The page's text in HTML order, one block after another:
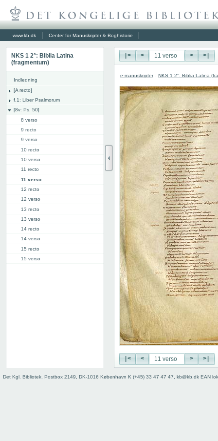
www.kb.dk Center for Manuskripter & Boghistorie
NKS 1 2°: Biblia Latina
(fragmentum)
Indledning
[A recto]
f.1: Liber Psalmorum
[8v: Ps. 50]
8 verso
9 recto
9 verso
10 recto
10 verso
11 recto
11 verso
12 recto
12 verso
13 recto
13 verso
14 recto
14 verso
15 recto
15 verso
|< < > >|
e-manuskripter : NKS 1 2°: Biblia Latina
|< < > >|
Det Kgl. Bibliotek, Postbox 2149, DK-1016 København K (+45) 33 47 47 47, kb@kb.dk EAN